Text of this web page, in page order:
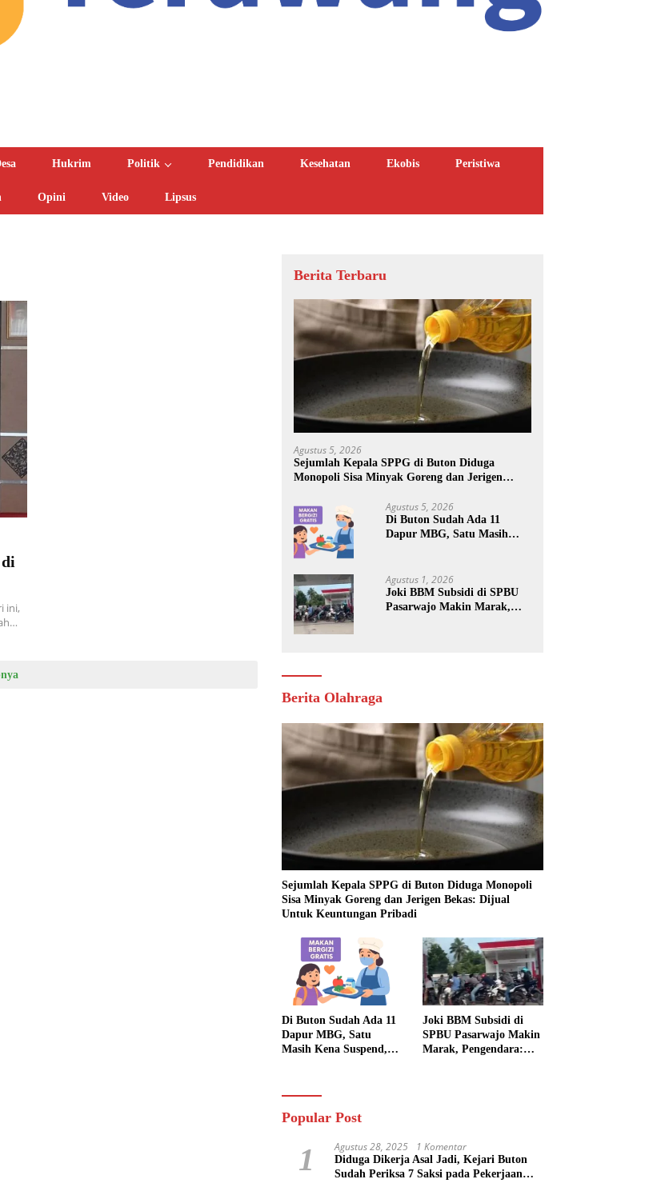
Hukrim Politik Pendidikan Kesehatan Ekobis Peristiwa
Opini Video Lipsus
ini,
Berita Terbaru
Agustus 5, 2026
Sejumlah Kepala SPPG di Buton Diduga
Monopoli Sisa Minyak Goreng dan Jerigen
Agustus 5, 2026
Di Buton Sudah Ada 11
Dapur MBG, Satu Masih
Agustus 1, 2026
Joki BBM Subsidi di SPBU
Pasarwajo Makin Marak,
Berita Olahraga
Sejumlah Kepala SPPG di Buton Diduga Monopoli
Sisa Minyak Goreng dan Jerigen Bekas: Dijual
Untuk Keuntungan Pribadi
Di Buton Sudah Ada 11
Dapur MBG, Satu
Masih Kena Suspend,
Joki BBM Subsidi di
SPBU Pasarwajo Makin
Marak, Pengendara:
Popular Post
1 Agustus 28, 2025 1 Komentar
Diduga Dikerja Asal Jadi, Kejari Buton
Sudah Periksa 7 Saksi pada Pekerjaan